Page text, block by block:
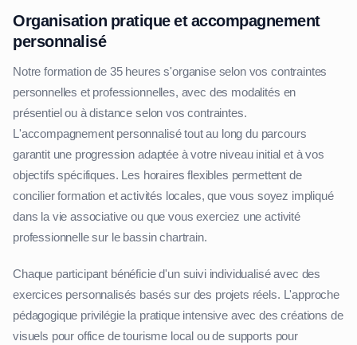
Organisation pratique et accompagnement
personnalisé
Notre formation de 35 heures s'organise selon vos contraintes
personnelles et professionnelles, avec des modalités en
présentiel ou à distance selon vos contraintes.
L'accompagnement personnalisé tout au long du parcours
garantit une progression adaptée à votre niveau initial et à vos
objectifs spécifiques. Les horaires flexibles permettent de
concilier formation et activités locales, que vous soyez impliqué
dans la vie associative ou que vous exerciez une activité
professionnelle sur le bassin chartrain.
Chaque participant bénéficie d'un suivi individualisé avec des
exercices personnalisés basés sur des projets réels. L'approche
pédagogique privilégie la pratique intensive avec des créations de
visuels pour office de tourisme local ou de supports pour